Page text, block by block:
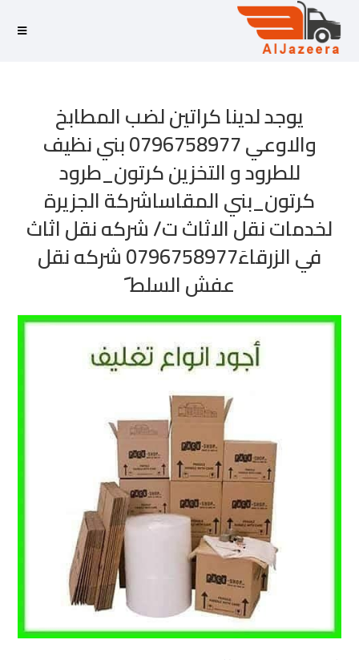
يوجد لدينا كراتين لضب المطابخ
والاوعي 0796758977 بني نظيف
للطرود و التخزين كرتون_طرود
كرتون_بني المقاساشركة الجزيرة
لخدمات نقل الاثاث ت/ شركه نقل اثاث
في الزرقاءَ0796758977 شركه نقل
عفش السلط َ